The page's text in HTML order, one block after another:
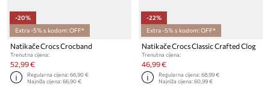
-20%
Extra -5% s kodom: OFF*
Natikače Crocs Crocband
Trenutna cijena:
52,99 €
Regularna cijena:66,90 €
Najniža cijena:66,90 €
-22%
Extra -5% s kodom: OFF*
Natikače Crocs Classic Crafted Clog
Trenutna cijena:
46,99 €
Regularna cijena:68,99 €
Najniža cijena:60,99 €